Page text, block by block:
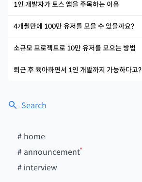
Search
# home
# announcement
# interview
1인 개발자가 토스 앱을 주목하는 이유
4개월만에 100만 유저를 모을 수 있을까요?
소규모 프로젝트로 10만 유저를 모으는 방법
퇴근 후 육아하면서 1인 개발까지 가능하다고?